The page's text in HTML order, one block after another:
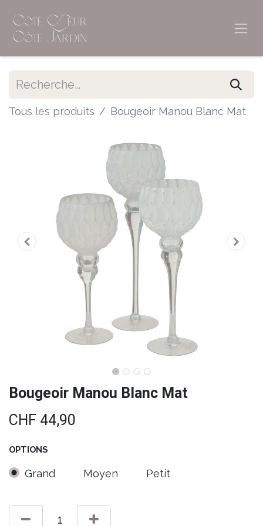
Tous les produits Bougeoir Manou Blanc Mat
Bougeoir Manou Blanc Mat
CHF 44,90
OPTIONS
Grand Moyen Petit